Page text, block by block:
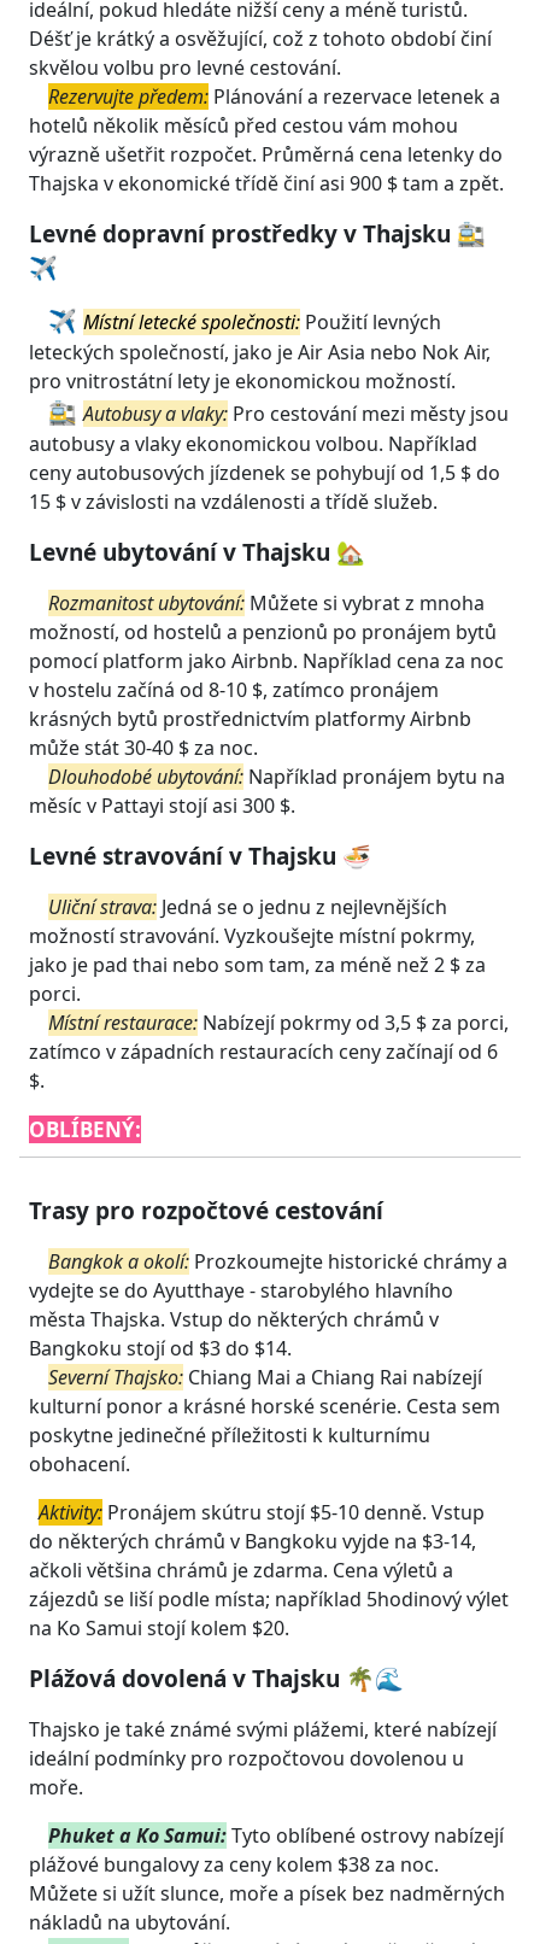
ideální, pokud hledáte nižší ceny a méně turistů.
Déšť je krátký a osvěžující, což z tohoto období činí
skvělou volbu pro levné cestování.
Rezervujte předem: Plánování a rezervace letenek a
hotelů několik měsíců před cestou vám mohou
výrazně ušetřit rozpočet. Průměrná cena letenky do
Thajska v ekonomické třídě činí asi 900 $ tam a zpět.
Levné dopravní prostředky v Thajsku 🚉
✈️
✈️ Místní letecké společnosti: Použití levných
leteckých společností, jako je Air Asia nebo Nok Air,
pro vnitrostátní lety je ekonomickou možností.
🚉Autobusy a vlaky: Pro cestování mezi městy jsou
autobusy a vlaky ekonomickou volbou. Například
ceny autobusových jízdenek se pohybují od 1,5 $ do
15 $ v závislosti na vzdálenosti a třídě služeb.
Levné ubytování v Thajsku 🏡
Rozmanitost ubytování: Můžete si vybrat z mnoha
možností, od hostelů a penzionů po pronájem bytů
pomocí platform jako Airbnb. Například cena za noc
v hostelu začíná od 8-10 $, zatímco pronájem
krásných bytů prostřednictvím platformy Airbnb
může stát 30-40 $ za noc.
Dlouhodobé ubytování: Například pronájem bytu na
měsíc v Pattayi stojí asi 300 $.
Levné stravování v Thajsku 🍜
Uliční strava: Jedná se o jednu z nejlevnějších
možností stravování. Vyzkoušejte místní pokrmy,
jako je pad thai nebo som tam, za méně než 2 $ za
porci.
Místní restaurace: Nabízejí pokrmy od 3,5 $ za porci,
zatímco v západních restauracích ceny začínají od 6
$.
OBLÍBENÝ:
Trasy pro rozpočtové cestování
Bangkok a okolí: Prozkoumejte historické chrámy a
vydejte se do Ayutthaye - starobylého hlavního
města Thajska. Vstup do některých chrámů v
Bangkoku stojí od $3 do $14.
Severní Thajsko: Chiang Mai a Chiang Rai nabízejí
kulturní ponor a krásné horské scenérie. Cesta sem
poskytne jedinečné příležitosti k kulturnímu
obohacení.
Aktivity: Pronájem skútru stojí $5-10 denně. Vstup
do některých chrámů v Bangkoku vyjde na $3-14,
ačkoli většina chrámů je zdarma. Cena výletů a
zájezdů se liší podle místa; například 5hodinový výlet
na Ko Samui stojí kolem $20.
Plážová dovolená v Thajsku 🌴🌊
Thajsko je také známé svými plážemi, které nabízejí
ideální podmínky pro rozpočtovou dovolenou u
moře.
Phuket a Ko Samui:Tyto oblíbené ostrovy nabízejí
plážové bungalovy za ceny kolem $38 za noc.
Můžete si užít slunce, moře a písek bez nadměrných
nákladů na ubytování.